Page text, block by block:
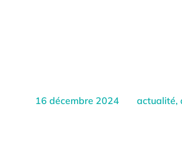
16 décembre 2024 actualité,
Un